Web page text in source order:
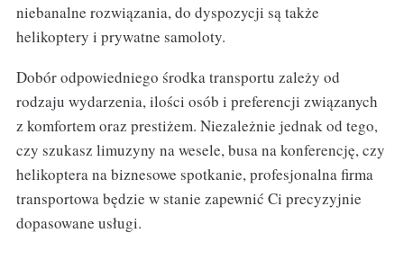
niebanalne rozwiązania, do dyspozycji są także
helikoptery i prywatne samoloty.
Dobór odpowiedniego środka transportu zależy od
rodzaju wydarzenia, ilości osób i preferencji związanych
z komfortem oraz prestiżem. Niezależnie jednak od tego,
czy szukasz limuzyny na wesele, busa na konferencję, czy
helikoptera na biznesowe spotkanie, profesjonalna firma
transportowa będzie w stanie zapewnić Ci precyzyjnie
dopasowane usługi.